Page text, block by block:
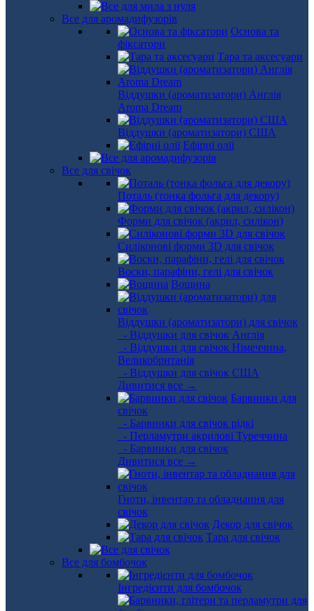
Все для аромадифузорів
Основа та
фіксатори
Тара та аксесуари
Віддушки (ароматизатори) Англія
Aroma Dream
Віддушки (ароматизатори) США
Ефірні олії
Все для свічок
Поталь (тонка фольга для декору)
Форми для свічок (акрил, силікон)
Силіконові форми 3D для свічок
Воски, парафіни, гелі для свічок
Вощина
Віддушки (ароматизатори) для свічок
- Віддушки для свічок Англія
- Віддушки для свічок Німеччина,
Великобританія
- Віддушки для свічок США
Дивитися все →
Барвники для
свічок
- Барвники для свічок рідкі
- Перламутри акрилові Туреччина
- Барвники для свічок
Дивитися все →
Гноти, інвентар та обладнання для
свічок
Декор для свічок
Тара для свічок
Все для бомбочок
Інгредієнти для бомбочок